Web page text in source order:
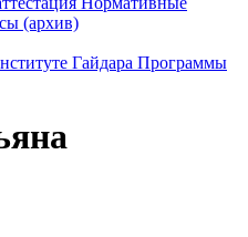
(архив)
Гайдара Программы